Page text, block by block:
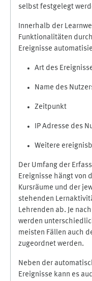
selbst festgelegt
Innerhalb der
Funktionalitäten
Ereignisse
Art des
Name des
Zeitpunkt
IP Adresse des
Weitere
Der Umfang der
Ereignisse hängt von
Kursräume und der
stehenden
Lehrenden ab. Je
werden
meisten Fällen auch
zugeordnet werden.
Neben der
Ereignisse kann es